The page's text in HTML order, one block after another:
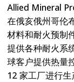
Allied Mineral
在俄亥俄州哥伦
材料和耐火预制
提供各种耐火系
球客户提供热量
12 家工厂进行